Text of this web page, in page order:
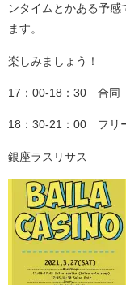
ンタイムとかある予
ます。
楽しみましょう！
17：00-18：30 合
18：30-21：00 フリ
銀座ラスリサス